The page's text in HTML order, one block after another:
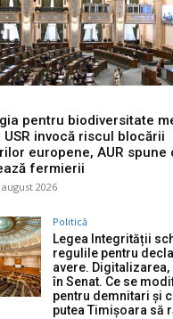
pentru biodiversitate
USR invocă riscul blocării
europene, AUR spune
fermierii
august 2026
Politică
Legea Integrității
regulile pentru
avere. Digitalizarea,
în Senat. Ce se
pentru demnitari și
putea Timișoara să